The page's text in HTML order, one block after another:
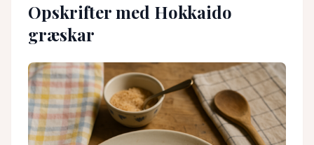
Opskrifter med Hokkaido
græskar